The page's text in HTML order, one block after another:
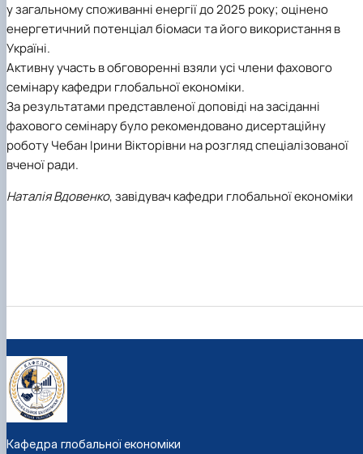
у загальному споживанні енергії до 2025 року; оцінено
енергетичний потенціал біомаси та його використання в
Україні.
Активну участь в обговоренні взяли усі члени фахового
семінару кафедри глобальної економіки.
За результатами представленої доповіді на засіданні
фахового семінару було рекомендовано дисертаційну
роботу Чебан Ірини Вікторівни на розгляд спеціалізованої
вченої ради.
Наталія Вдовенко, завідувач кафедри глобальної економіки
Кафедра глобальної економіки